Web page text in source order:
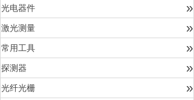
光电器件 »
激光测量 »
常用工具 »
探测器 »
光纤光栅 »